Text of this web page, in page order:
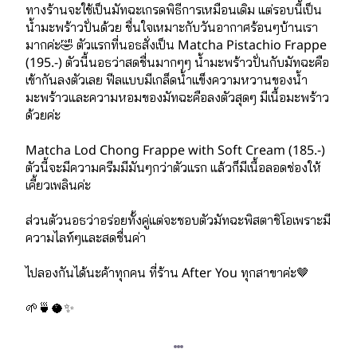
ทางร้านจะใช้เป็นมัทฉะเกรดพิธีการเหมือนเดิม แต่รอบนี้เป็น
น้ำมะพร้าวปั่นด้วย ชื่นใจเหมาะกับวันอากาศร้อนๆบ้านเรา
มากค่ะ🤣 ตัวแรกที่นอธสั่งเป็น Matcha Pistachio Frappe
(195.-) ตัวนี้นอธว่าสดชื่นมากๆๆ น้ำมะพร้าวปั่นกับมัทฉะคือ
เข้ากันลงตัวเลย ฟีลแบบมีเกล็ดน้ำแข็งความหวานของน้ำ
มะพร้าวและความหอมของมัทฉะคือลงตัวสุดๆ มีเนื้อมะพร้าว
ด้วยค่ะ
Matcha Lod Chong Frappe with Soft Cream (185.-)
ตัวนี้จะมีความครีมมีมันๆกว่าตัวแรก แล้วก็มีเนื้อลอดช่องให้
เคี้ยวเพลินค่ะ
ส่วนตัวนอธว่าอร่อยทั้งคู่แต่จะชอบตัวมัทฉะพิสตาชิโอเพราะมี
ความไลท์ๆและสดชื่นค่า
ไปลองกันได้นะค้าทุกคน ที่ร้าน After You ทุกสาขาค่ะ🤎
🌱🍵🥥✨